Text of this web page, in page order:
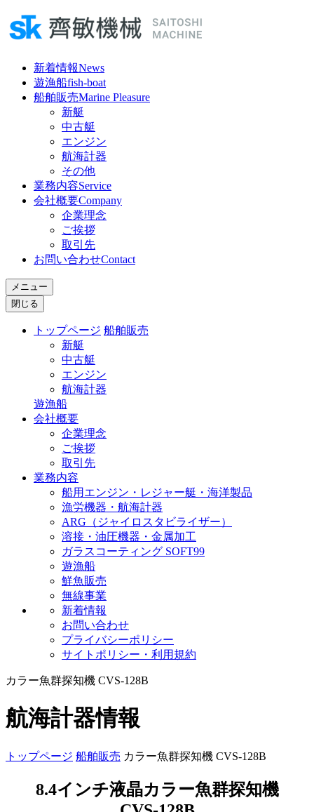
新着情報News
遊漁船fish-boat
船舶販売Marine Pleasure
新艇
中古艇
エンジン
航海計器
その他
業務内容Service
会社概要Company
企業理念
ご挨拶
取引先
お問い合わせContact
メニュー
閉じる
トップページ 船舶販売
新艇
中古艇
エンジン
航海計器
遊漁船
会社概要
企業理念
ご挨拶
取引先
業務内容
船用エンジン・レジャー艇・海洋製品
漁労機器・航海計器
ARG（ジャイロスタビライザー）
溶接・油圧機器・金属加工
ガラスコーティング SOFT99
遊漁船
鮮魚販売
無線事業
新着情報
お問い合わせ
プライバシーポリシー
サイトポリシー・利用規約
カラー魚群探知機 CVS-128B
航海計器情報
トップページ 船舶販売 カラー魚群探知機 CVS-128B
8.4インチ液晶カラー魚群探知機